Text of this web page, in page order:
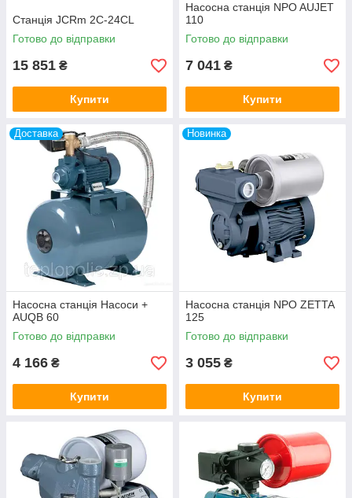
ПЕРЕВАГИ НАСОСНИХ СТАНЦІЙ ДЛЯ
Стабільний напір
Побутові насосні станції здатні підтримувати стабільно
високий напір води. Завдяки цьому, на всіх поверхах будівлі
подача буде здійснюватися під тиском приблизно 1,5 атм.
Резерв води
Кожен агрегат обладнаний гідроакумулюючим баком, куди
напору. Якщо з якихось причин використання водойми або
свердловини буде недоступним, завжди можна
розраховувати на резервний запас.
Станція JCRm 2С-24CL
Готово до відправки
15 851 ₴
Купити
Насосна станція NPO AUJET
110
Готово до відправки
7 041 ₴
Купити
Доставка
Насосна станція Насоси +
AUQB 60
Готово до відправки
4 166 ₴
Купити
Новинка
Насосна станція NPO ZETTA
125
Готово до відправки
3 055 ₴
Купити